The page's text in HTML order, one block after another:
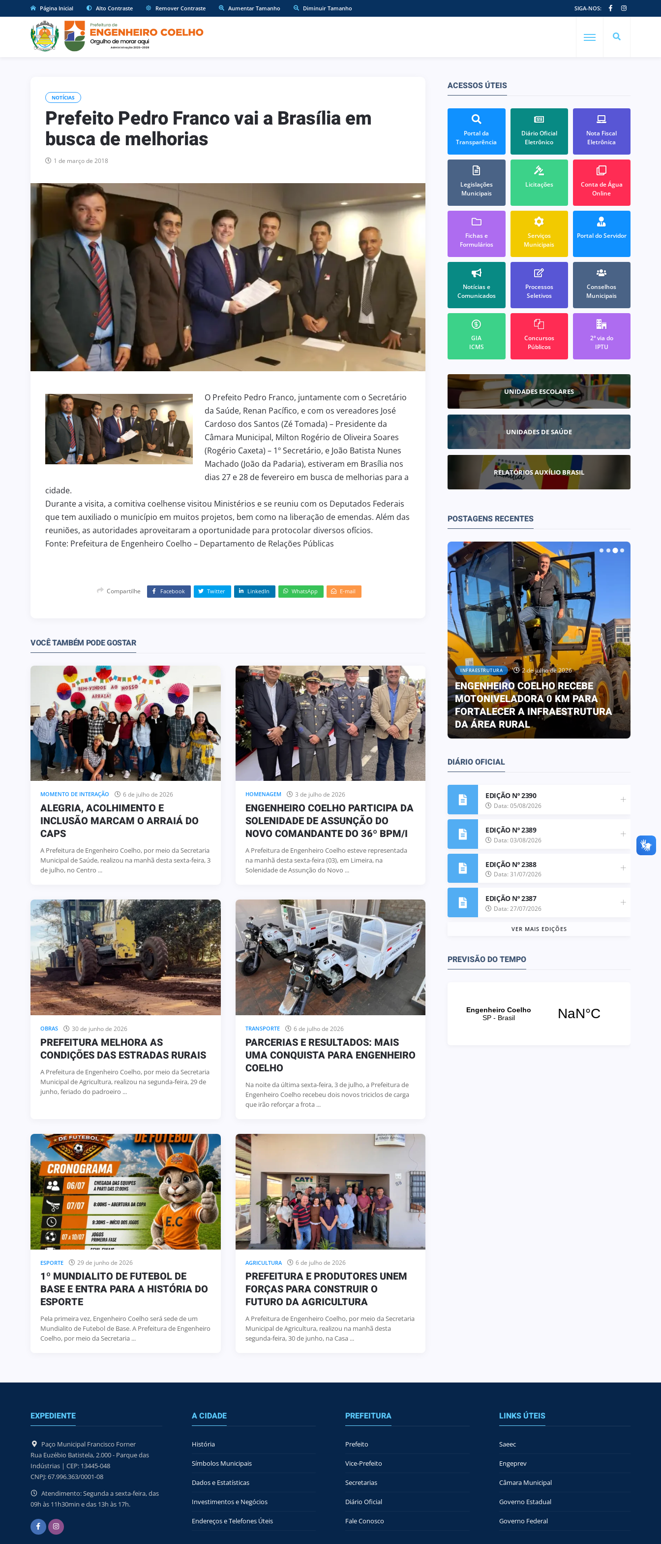
Página Inicial Alto Contraste Remover Contraste Aumentar Tamanho Diminuir Tamanho SIGA-NOS:
NOTÍCIAS
Prefeito Pedro Franco vai a Brasília em
busca de melhorias
1 de março de 2018
O Prefeito Pedro Franco, juntamente com o Secretário
da Saúde, Renan Pacífico, e com os vereadores José
Cardoso dos Santos (Zé Tomada) – Presidente da
Câmara Municipal, Milton Rogério de Oliveira Soares
(Rogério Caxeta) – 1º Secretário, e João Batista Nunes
Machado (João da Padaria), estiveram em Brasília nos
dias 27 e 28 de fevereiro em busca de melhorias para a
cidade.
Durante a visita, a comitiva coelhense visitou Ministérios e se reuniu com os Deputados Federais
que tem auxiliado o município em muitos projetos, bem como na liberação de emendas. Além das
reuniões, as autoridades aproveitaram a oportunidade para protocolar diversos ofícios.
Fonte: Prefeitura de Engenheiro Coelho – Departamento de Relações Públicas
Compartilhe Facebook Twitter LinkedIn WhatsApp E-mail
VOCÊ TAMBÉM PODE GOSTAR
MOMENTO DE INTERAÇÃO 6 de julho de 2026
ALEGRIA, ACOLHIMENTO E
INCLUSÃO MARCAM O ARRAIÁ DO
CAPS
A Prefeitura de Engenheiro Coelho, por meio da Secretaria
Municipal de Saúde, realizou na manhã desta sexta-feira, 3
de julho, no Centro ...
HOMENAGEM 3 de julho de 2026
ENGENHEIRO COELHO PARTICIPA DA
SOLENIDADE DE ASSUNÇÃO DO
NOVO COMANDANTE DO 36º BPM/I
A Prefeitura de Engenheiro Coelho esteve representada
na manhã desta sexta-feira (03), em Limeira, na
Solenidade de Assunção do Novo ...
OBRAS 30 de junho de 2026
PREFEITURA MELHORA AS
CONDIÇÕES DAS ESTRADAS RURAIS
A Prefeitura de Engenheiro Coelho, por meio da Secretaria
Municipal de Agricultura, realizou na segunda-feira, 29 de
junho, feriado do padroeiro ...
TRANSPORTE 6 de julho de 2026
PARCERIAS E RESULTADOS: MAIS
UMA CONQUISTA PARA ENGENHEIRO
COELHO
Na noite da última sexta-feira, 3 de julho, a Prefeitura de
Engenheiro Coelho recebeu dois novos triciclos de carga
que irão reforçar a frota ...
ESPORTE 29 de junho de 2026
1º MUNDIALITO DE FUTEBOL DE
BASE E ENTRA PARA A HISTÓRIA DO
ESPORTE
Pela primeira vez, Engenheiro Coelho será sede de um
Mundialito de Futebol de Base. A Prefeitura de Engenheiro
Coelho, por meio da Secretaria ...
AGRICULTURA 6 de julho de 2026
PREFEITURA E PRODUTORES UNEM
FORÇAS PARA CONSTRUIR O
FUTURO DA AGRICULTURA
A Prefeitura de Engenheiro Coelho, por meio da Secretaria
Municipal de Agricultura, realizou na manhã desta
segunda-feira, 30 de junho, na Casa ...
ACESSOS ÚTEIS
Portal da
Transparência
Diário Oficial
Eletrônico
Nota Fiscal
Eletrônica
Legislações
Municipais
Licitações
Conta de Água
Online
Fichas e
Formulários
Serviços
Municipais
Portal do Servidor
Notícias e
Comunicados
Processos
Seletivos
Conselhos
Municipais
GIA
ICMS
Concursos
Públicos
2ª via do
IPTU
UNIDADES ESCOLARES
UNIDADES DE SAÚDE
RELATÓRIOS AUXÍLIO BRASIL
POSTAGENS RECENTES
OBRA QUE
DA
DE OLIVEIRA
HOMENAGEM 28 de julho de 2026
DIA DO AGRICULTOR
HOMENAGEM 3 de julho de 2026
ENGENHEIRO COELHO PARTICIPA
DA SOLENIDADE DE ASSUNÇÃO DO
NOVO COMANDANTE DO 36º BPM/I
INFRAESTRUTURA 2 de julho de 2026
ENGENHEIRO COELHO RECEBE
MOTONIVELADORA 0 KM PARA
FORTALECER A INFRAESTRUTURA
DA ÁREA RURAL
DIÁRIO OFICIAL
EDIÇÃO Nº 2390
Data: 05/08/2026
EDIÇÃO Nº 2389
Data: 03/08/2026
EDIÇÃO Nº 2388
Data: 31/07/2026
EDIÇÃO Nº 2387
Data: 27/07/2026
VER MAIS EDIÇÕES
PREVISÃO DO TEMPO
EXPEDIENTE
Paço Municipal Francisco Forner
Rua Euzébio Batistela, 2.000 - Parque das
Indústrias | CEP: 13445-048
CNPJ: 67.996.363/0001-08
Atendimento: Segunda a sexta-feira, das
09h às 11h30min e das 13h às 17h.
A CIDADE
História
Símbolos Municipais
Dados e Estatísticas
Investimentos e Negócios
Endereços e Telefones Úteis
PREFEITURA
Prefeito
Vice-Prefeito
Secretarias
Diário Oficial
Fale Conosco
LINKS ÚTEIS
Saeec
Engeprev
Câmara Municipal
Governo Estadual
Governo Federal